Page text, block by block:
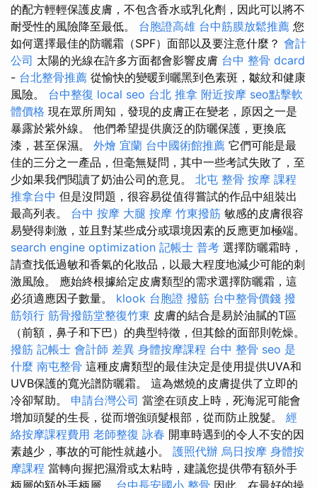
的配方輕輕保護皮膚，不包含香水或乳化劑，因此可以將不
耐受性的風險降至最低。 台胞證高雄 台中筋膜放鬆推薦 您
如何選擇最佳的防曬霜（SPF）面部以及要注意什麼？ 會計
公司 太陽的光線在許多方面都會影響皮膚 台中 整骨 dcard
- 台北整骨推薦 從愉快的變暖到曬黑到色素斑，皺紋和健康
風險。 台中整復 local seo 台北 推拿 附近按摩 seo點擊軟
體價格 現在眾所周知，發現的皮膚正在變老，原因之一是
暴露於紫外線。 他們希望提供廣泛的防曬保護，更換底
漆，甚至保濕。 外燴 宜蘭 台中國術館推薦 它們可能是最
佳的三分之一產品，但毫無疑問，其中一些考試失敗了，至
少如果我們閱讀了奶油公司的意見。 北屯 整骨 按摩 課程
推拿台中 但是沒問題，很容易從值得嘗試的作品中組裝出
最高列表。 台中 按摩 大腿 按摩 竹東撥筋 敏感的皮膚很容
易變得刺激，並且對某些成分或環境因素的反應更加極端。
search engine optimization 記帳士 普考 選擇防曬霜時，
請查找低過敏和香氣的化妝品，以最大程度地減少可能的刺
激風險。 應始終根據給定皮膚類型的需求選擇防曬霜，這
必須適應因子數量。 klook 台胞證 撥筋 台中整骨價錢 撥
筋領行 筋骨撥筋堂整復竹東 皮膚的結合是易於油膩的T區
（前額，鼻子和下巴）的典型特徵，但其餘的面部則乾燥。
撥筋 記帳士 會計師 差異 身體按摩課程 台中 整骨 seo 是
什麼 南屯整骨 這種皮膚類型的最佳決定是使用提供UVA和
UVB保護的寬光譜防曬霜。 這為燃燒的皮膚提供了立即的
冷卻幫助。 申請台灣公司 當塗在頭皮上時，死海泥可能會
增加頭髮的生長，從而增強頭髮根部，從而防止脫髮。 經
絡按摩課程費用 老師整復 詠春 開車時遇到的令人不安的因
素越少，事故的可能性就越小。 護照代辦 烏日按摩 身體按
摩課程 當轉向握把濕滑或太粘時，建議您提供帶有額外手
柄層的額外手柄層。 台中長安國小 整骨 因此，在最好的操